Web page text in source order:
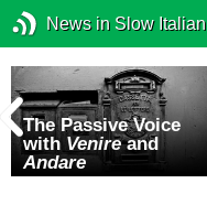
News in Slow Italian
The Passive Voice
with Venireand
Andare